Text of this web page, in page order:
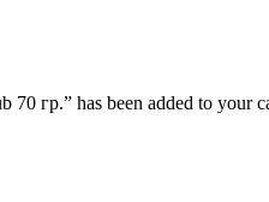
гр.” has been added to your